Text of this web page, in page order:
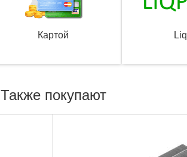
Картой
Также покупают